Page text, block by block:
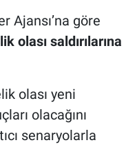
Ajansı’na göre
olası saldırılarına
olası yeni
olacağını
senaryolarla